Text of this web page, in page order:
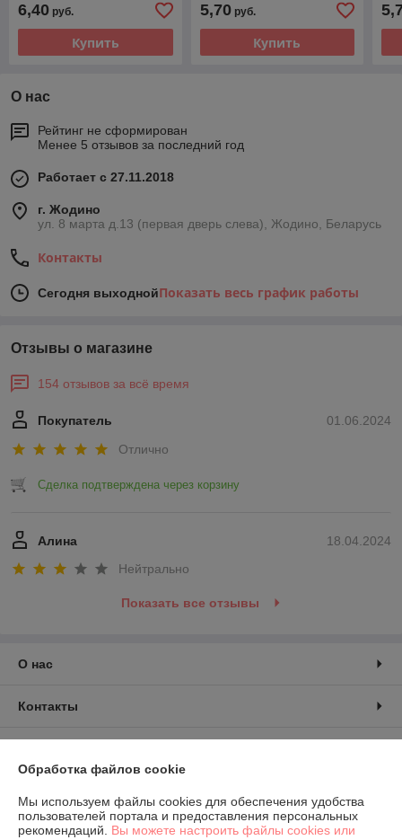
KREDA
6,40 руб.
Купить
KREDA
5,70руб.
Купить
О нас
Рейтинг не сформирован
Менее 5 отзывов за последний год
Работает с 27.11.2018
г. Жодино
ул. 8 марта д.13 (первая дверь слева), Жодино, Беларусь
Контакты
Сегодня выходнойПоказать весь график работы
Отзывы о магазине
154 отзывов за всё время
01.06.2024
Покупатель
Отлично
Сделка подтверждена через корзину
18.04.2024
Алина
Нейтрально
Показать все отзывы
О нас
Контакты
Полная версия сайта
Обработка файлов cookie
Мы используем файлы cookies для обеспечения удобства
пользователей портала и предоставления персональных
рекомендаций. Вы можете настроить файлы cookies или